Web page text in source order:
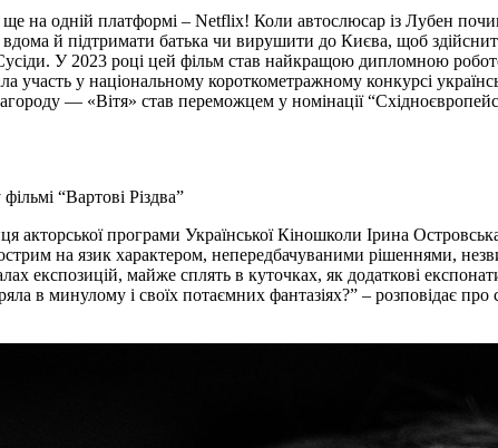
на одній платформі – Netflix! Коли автослюсар із Лубен
й підтримати батька чи вирушити до Києва, щоб
У 2023 році цей фільм став найкращою дипломною
участь у національному короткометражному конкурсі
— «Вітя» став переможцем у номінації
“Вартові Різдва”
програми Української Кіношколи Ірина Островська
на язик характером, непередбачуваними рішеннями,
експозицій, майже сплять в куточках, як додаткові
в минулому і своїх потаємних фантазіях?” – розповідає